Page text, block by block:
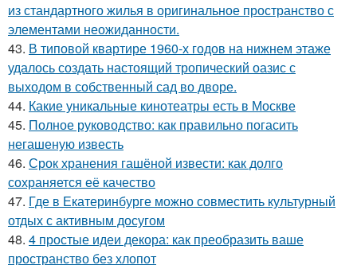
из стандартного жилья в оригинальное пространство с
элементами неожиданности.
43. В типовой квартире 1960-х годов на нижнем этаже
удалось создать настоящий тропический оазис с
выходом в собственный сад во дворе.
44. Какие уникальные кинотеатры есть в Москве
45. Полное руководство: как правильно погасить
негашеную известь
46. Срок хранения гашёной извести: как долго
сохраняется её качество
47. Где в Екатеринбурге можно совместить культурный
отдых с активным досугом
48. 4 простые идеи декора: как преобразить ваше
пространство без хлопот